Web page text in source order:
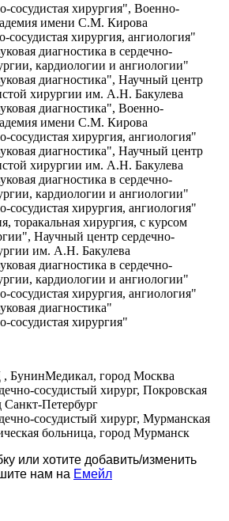
сосудистая хирургия", Военно-
имени С.М. Кирова
сосудистая хирургия, ангиология"
диагностика в сердечно-
кардиологии и ангиологии"
диагностика", Научный центр
хирургии им. А.Н. Бакулева
диагностика", Военно-
имени С.М. Кирова
сосудистая хирургия, ангиология"
диагностика", Научный центр
хирургии им. А.Н. Бакулева
диагностика в сердечно-
кардиологии и ангиологии"
сосудистая хирургия, ангиология"
торакальная хирургия, с курсом
Научный центр сердечно-
им. А.Н. Бакулева
диагностика в сердечно-
кардиологии и ангиологии"
сосудистая хирургия, ангиология"
диагностика"
сосудистая хирургия"
, БунинМедикал, город Москва
сосудистый хирург, Покровская
Санкт-Петербург
сосудистый хирург, Мурманская
больница, город Мурманск
или хотите добавить/изменить
нам на Емейл